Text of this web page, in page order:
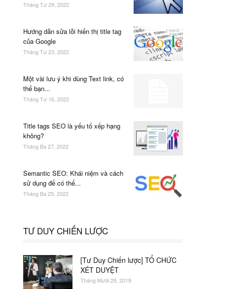
Tháng Tư 29, 2022
Hướng dẫn sửa lỗi hiển thị title tag
của Google
Tháng Tư 23, 2022
Một vài lưu ý khi dùng Text link, có
thể bạn...
Tháng Tư 16, 2022
Title tags SEO là yếu tố xếp hạng
không?
Tháng Ba 27, 2022
Semantic SEO: Khái niệm và cách
sử dụng để có thể...
Tháng Ba 25, 2022
TƯ DUY CHIẾN LƯỢC
[Tư Duy Chiến lược] TỔ CHỨC
XÉT DUYỆT
Tháng Mười 29, 2019